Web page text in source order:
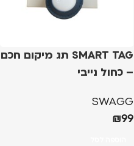
SMART TAG תג מיקום חכם
– כחול נייבי
SWAGG
₪99